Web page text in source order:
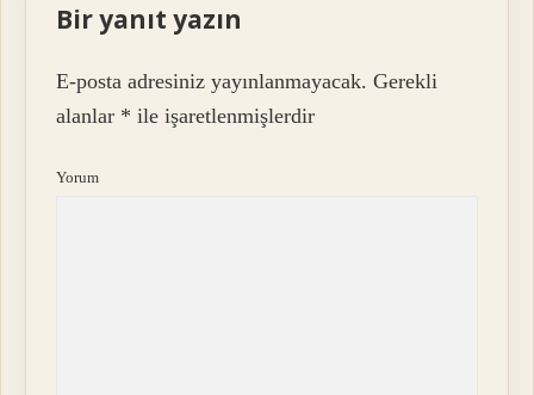
Bir yanıt yazın
E-posta adresiniz yayınlanmayacak. Gerekli
alanlar * ile işaretlenmişlerdir
Yorum